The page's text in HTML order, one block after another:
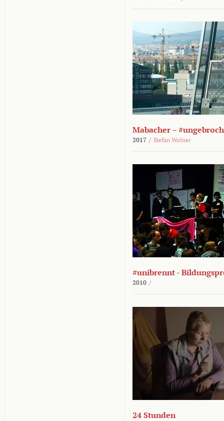
Mabacher –
2017 / Stefan Wolner
#unibrennt -
2010 /
24 Stunden